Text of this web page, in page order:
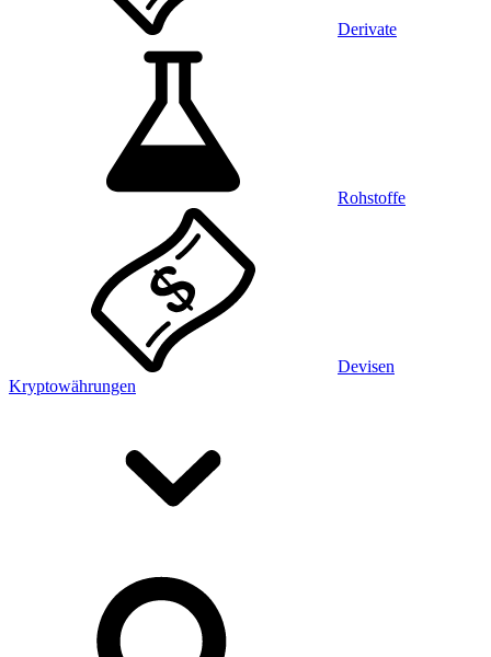
Derivate
Rohstoffe
Devisen
Kryptowährungen